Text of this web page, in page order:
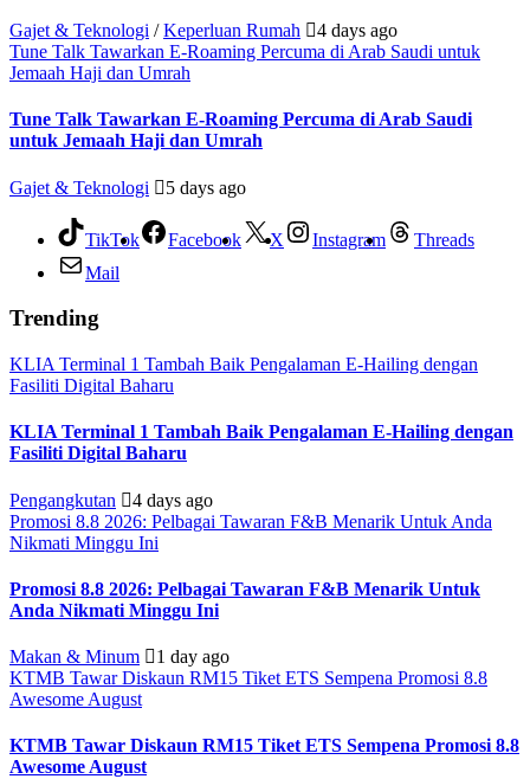
Gajet & Teknologi /Keperluan Rumah
4 days ago
Tune Talk Tawarkan E-Roaming Percuma di Arab Saudi untuk
Jemaah Haji dan Umrah
Tune Talk Tawarkan E-Roaming Percuma di Arab Saudi
untuk Jemaah Haji dan Umrah
Gajet & Teknologi 5 days ago
TikTok Facebook X Instagram
Threads
Mail
Trending
KLIA Terminal 1 Tambah Baik Pengalaman E-Hailing dengan
Fasiliti Digital Baharu
KLIA Terminal 1 Tambah Baik Pengalaman E-Hailing dengan
Fasiliti Digital Baharu
Pengangkutan
4 days ago
Promosi 8.8 2026: Pelbagai Tawaran F&B Menarik Untuk Anda
Nikmati Minggu Ini
Promosi 8.8 2026: Pelbagai Tawaran F&B Menarik Untuk
Anda Nikmati Minggu Ini
Makan & Minum
1 day ago
KTMB Tawar Diskaun RM15 Tiket ETS Sempena Promosi 8.8
Awesome August
KTMB Tawar Diskaun RM15 Tiket ETS Sempena Promosi 8.8
Awesome August